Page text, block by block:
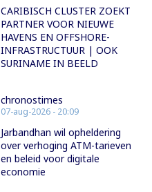
CARIBISCH CLUSTER ZOEKT
PARTNER VOOR NIEUWE
HAVENS EN OFFSHORE-
INFRASTRUCTUUR | OOK
SURINAME IN BEELD
chronostimes
07-aug-2026 - 20:09
Jarbandhan wil opheldering
over verhoging ATM-tarieven
en beleid voor digitale
economie